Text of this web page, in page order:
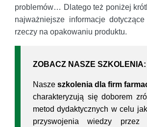
problemów… Dlatego też poniżej
najważniejsze informacje
rzeczy na opakowaniu produktu.
ZOBACZ NASZE SZKOLENIA:
Nasze szkolenia dla firm
charakteryzują się doborem
metod dydaktycznych w celu
przyswojenia wiedzy przez